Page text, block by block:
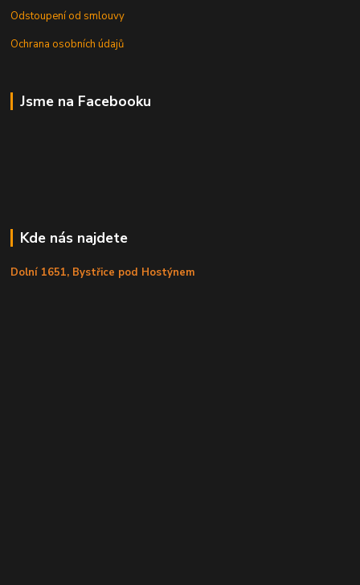
Odstoupení od smlouvy
Ochrana osobních údajů
Jsme na Facebooku
Kde nás najdete
Dolní 1651, Bystřice pod Hostýnem